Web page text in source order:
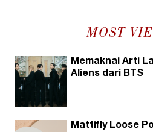
MOST
Memaknai Arti
Aliens dari BTS
Mattifly Loose